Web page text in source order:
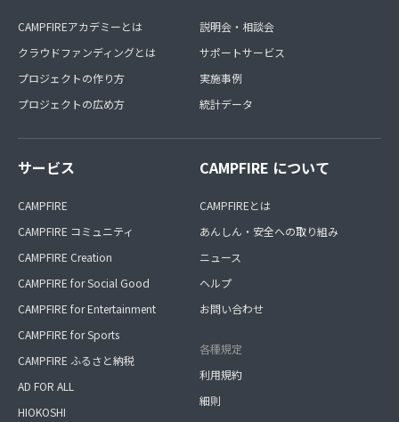
CAMPFIREアカデミーとは
クラウドファンディングとは
プロジェクトの作り方
プロジェクトの広め方
説明会・相談会
サポートサービス
実施事例
統計データ
サービス
CAMPFIRE
CAMPFIRE コミュニティ
CAMPFIRE Creation
CAMPFIRE for Social Good
CAMPFIRE for Entertainment
CAMPFIRE for Sports
CAMPFIRE ふるさと納税
AD FOR ALL
HIOKOSHI
CAMPFIRE について
CAMPFIREとは
あんしん・安全への取り組み
ニュース
ヘルプ
お問い合わせ
各種規定
利用規約
細則